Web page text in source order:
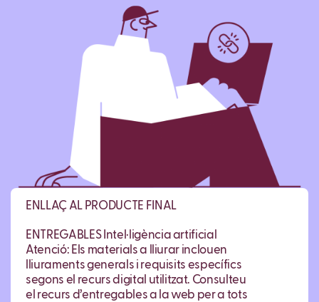
ENLLAÇ AL PRODUCTE FINAL
ENTREGABLES Intel·ligència artificial
Atenció: Els materials a lliurar inclouen
lliuraments generals i requisits específics
segons el recurs digital utilitzat. Consulteu
el recurs d’entregables a la web per a tots